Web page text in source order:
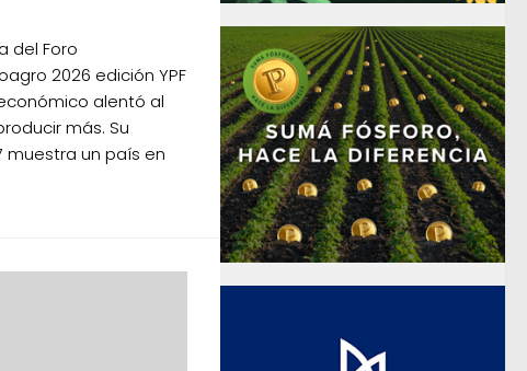
del Foro
2026 edición YPF
alentó al
más. Su
muestra un país en